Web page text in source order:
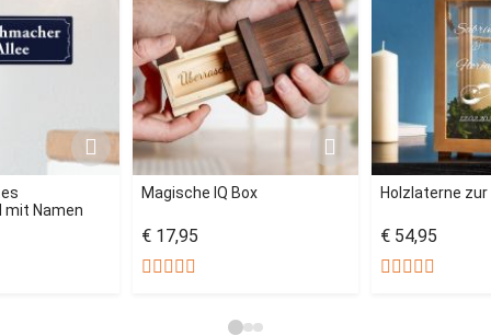
mit Namen
Magische IQ Box
€ 17,95
Holzlaterne
€ 54,95